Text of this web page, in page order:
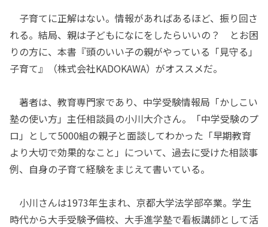
子育てに正解はない。情報があればあるほど、振り回さ
れる。結局、親は子どもになにをしたらいいの？ とお困
りの方に、本書『頭のいい子の親がやっている「見守る」
子育て』（株式会社KADOKAWA）がオススメだ。
著者は、教育専門家であり、中学受験情報局「かしこい
塾の使い方」主任相談員の小川大介さん。「中学受験のプ
ロ」として5000組の親子と面談してわかった「早期教育
より大切で効果的なこと」について、過去に受けた相談事
例、自身の子育て経験をまじえて書いている。
小川さんは1973年生まれ、京都大学法学部卒業。学生
時代から大手受験予備校、大手進学塾で看板講師として活